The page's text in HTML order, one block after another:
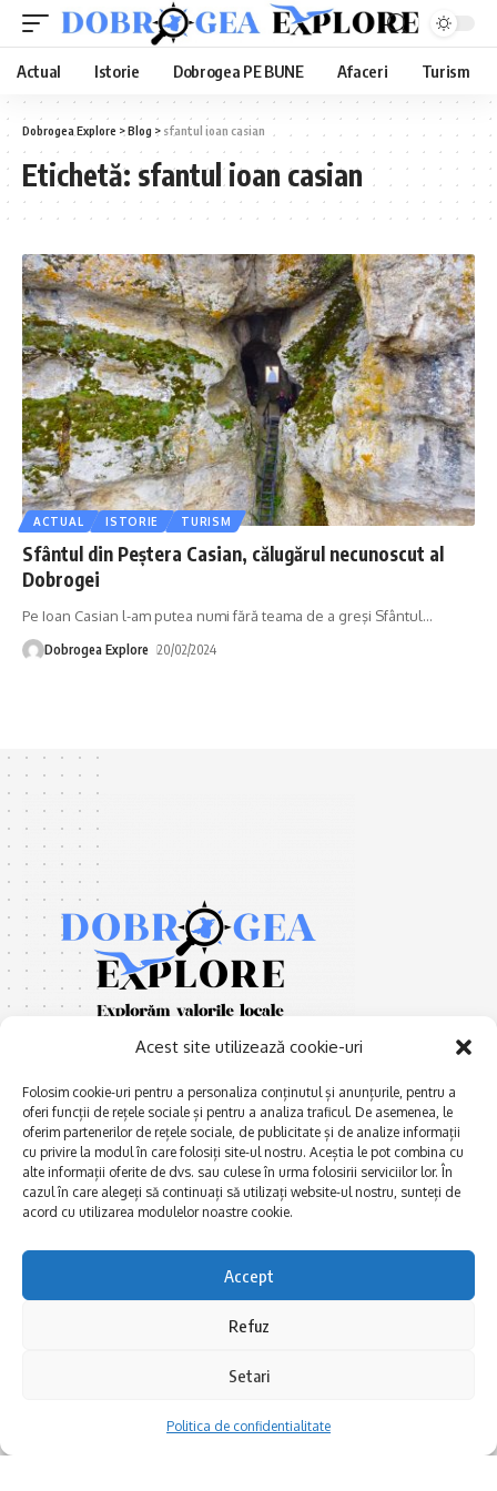
Acest site utilizează cookie-uri
Folosim cookie-uri pentru a personaliza conținutul și anunțurile, pentru a
oferi funcții de rețele sociale și pentru a analiza traficul. De asemenea, le
oferim partenerilor de rețele sociale, de publicitate și de analize informații
cu privire la modul în care folosiți site-ul nostru. Aceștia le pot combina cu
alte informații oferite de dvs. sau culese în urma folosirii serviciilor lor. În
cazul în care alegeți să continuați să utilizați website-ul nostru, sunteți de
acord cu utilizarea modulelor noastre cookie.
Accept
Refuz
Setari
Politica de confidentialitate
Actual Istorie Dobrogea PE BUNE Afaceri Turism
Dobrogea Explore >Blog > sfantul ioan casian
Etichetă: sfantul ioan casian
ACTUAL ISTORIE TURISM
Sfântul din Peștera Casian, călugărul necunoscut al
Dobrogei
Pe Ioan Casian l-am putea numi fără teama de a greşi Sfântul…
Dobrogea Explore 20/02/2024
E xplorăm Dobrogea,
Explorăm valorile locale:
Deltă, Litoral, cele mai mari
lacuri, cele mai vechi orașe,
multe etnii, CELE MAI
Afaceri și meșteșuguri
Actualitate
La Drum cu Ada